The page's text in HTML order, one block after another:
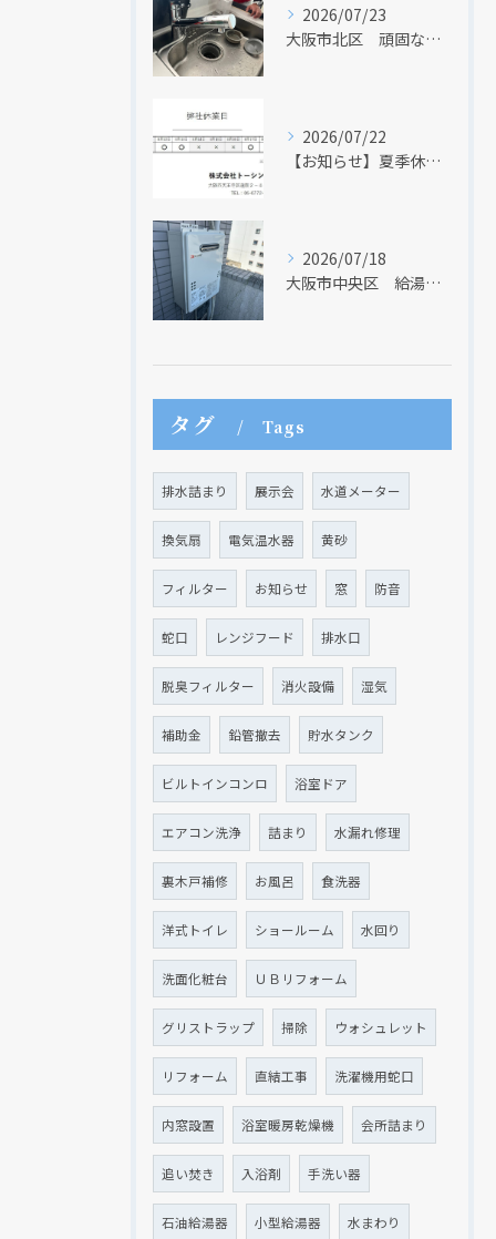
2026/07/23
大阪市北区 頑固な水アカはなかなか取れない・・・
2026/07/22
【お知らせ】夏季休業日のお知らせ【２０２６年】
2026/07/18
大阪市中央区 給湯器のリモコンが無くても、リモコンを設置する方法はあります
タグ Tags
排水詰まり 展示会 水道メーター
換気扇 電気温水器 黄砂
フィルター お知らせ 窓 防音
蛇口 レンジフード 排水口
脱臭フィルター 消火設備 湿気
補助金 鉛管撤去 貯水タンク
ビルトインコンロ 浴室ドア
エアコン洗浄 詰まり 水漏れ修理
裏木戸補修 お風呂 食洗器
洋式トイレ ショールーム 水回り
洗面化粧台 ＵＢリフォーム
グリストラップ 掃除 ウォシュレット
リフォーム 直結工事 洗濯機用蛇口
内窓設置 浴室暖房乾燥機 会所詰まり
追い焚き 入浴剤 手洗い器
石油給湯器 小型給湯器 水まわり